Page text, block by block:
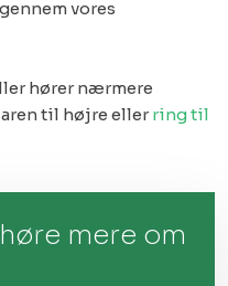
vores
hører nærmere
til højre ellerring til
mere om